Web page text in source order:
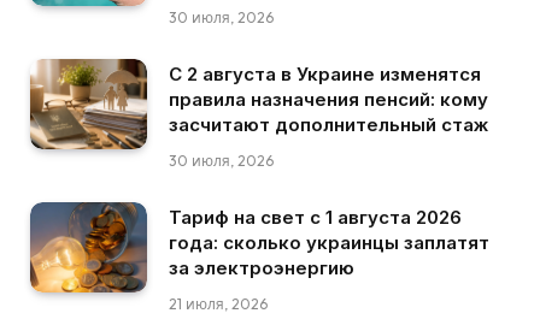
30 июля, 2026
С 2 августа в Украине изменятся
правила назначения пенсий: кому
засчитают дополнительный стаж
30 июля, 2026
Тариф на свет с 1 августа 2026
года: сколько украинцы заплатят
за электроэнергию
21 июля, 2026